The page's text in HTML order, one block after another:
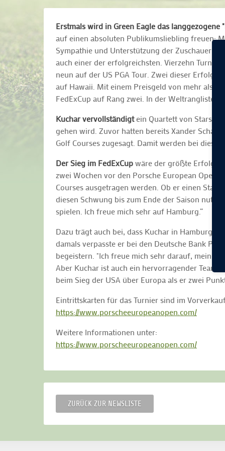
Erstmals wird in Green Eagle das langgezogene
auf einen absoluten Publikumsliebling freuen:
Sympathie und Unterstützung der Zuschauer
auch einer der erfolgreichsten. Vierzehn
neun auf der US PGA Tour. Zwei dieser Erfolge
auf Hawaii. Mit einem Preisgeld von mehr als
FedExCup auf Rang zwei. In der Weltrangliste
Kuchar vervollständigtein Quartett von Stars
gehen wird. Zuvor hatten bereits Xander
Golf Courses zugesagt. Damit werden bei
Der Sieg im FedExCupwäre der größte Erfolg in
zwei Wochen vor den Porsche European Open
Courses ausgetragen werden. Ob er einen
diesen Schwung bis zum Ende der Saison
spielen. Ich freue mich sehr auf Hamburg.“
Dazu trägt auch bei, dass Kuchar in Hamburg
damals verpasste er bei den Deutsche Bank
begeistern. "Ich freue mich sehr darauf, mein
Aber Kuchar ist auch ein hervorragender
beim Sieg der USA über Europa als er zwei
Eintrittskarten für das Turnier sind im
https://www.porscheeuropeanopen.com/
Weitere Informationen unter:
https://www.porscheeuropeanopen.com/
ZURÜCK ZUR NEWSLISTE